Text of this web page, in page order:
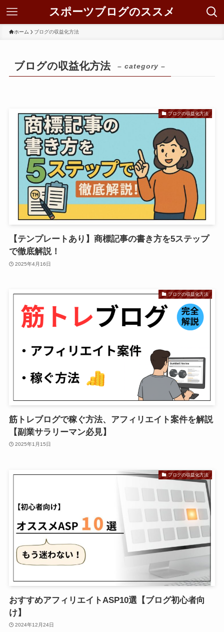
スポーツブログのススメ
ホーム ブログの収益化方法
ブログの収益化方法 – category –
ブログの収益化方法
【テンプレートあり】商標記事の書き方を5ステップ
で徹底解説！
2025年4月16日
ブログの収益化方法
筋トレブログで稼ぐ方法、アフィリエイト案件を解説
【副業サラリーマン必見】
2025年1月15日
ブログの収益化方法
おすすめアフィリエイトASP10選【ブログ初心者向
け】
2024年12月24日